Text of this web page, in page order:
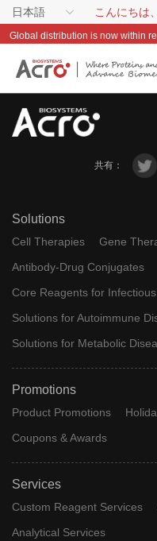
日本語 こんにちは
共有：
Solutions
Cell Therapies Gene
Antibody-Drug Conjugates
Core Reagents for
Solutions for Autoimmune
Solutions for Metabolic
Promotions
Product Promotions
Coupons & Awards
Services
Custom Reagent Services
Analytical Services